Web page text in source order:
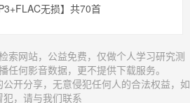
无损】共70首
索网站，公益免费，仅做个人学习研究测
任何影音数据，更不提供下载服务。
开分享，无意侵犯任何人的合法权益，如
犯，请与我们联系